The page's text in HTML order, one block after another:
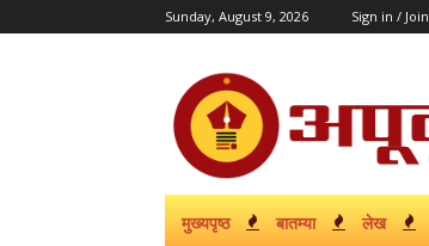
Sunday, August 9, 2026 Sign in / Join
मुख्यपृष्ठ बातम्या लेख